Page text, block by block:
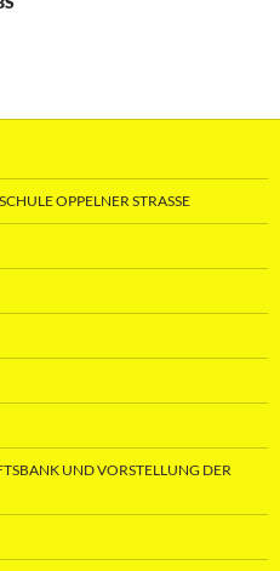
OPPELNER STRASSE
UND VORSTELLUNG DER